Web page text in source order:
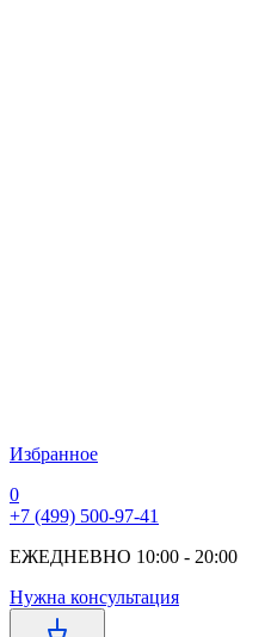
Избранное
0
+7 (499) 500-97-41
ЕЖЕДНЕВНО 10:00 - 20:00
Нужна консультация